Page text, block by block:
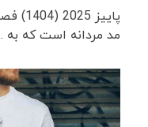
پاییز
مد مردانه است که به